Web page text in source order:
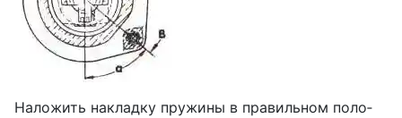
Наложить накладку пружины в правильном поло­